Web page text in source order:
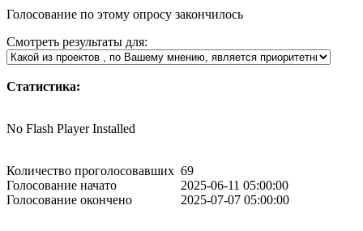
Голосование по этому опросу закончилось
Смотреть результаты для:
Статистика:
No Flash Player Installed
Количество проголосовавших 69
Голосование начато
2025-06-11 05:00:00
Голосование окончено
2025-07-07 05:00:00